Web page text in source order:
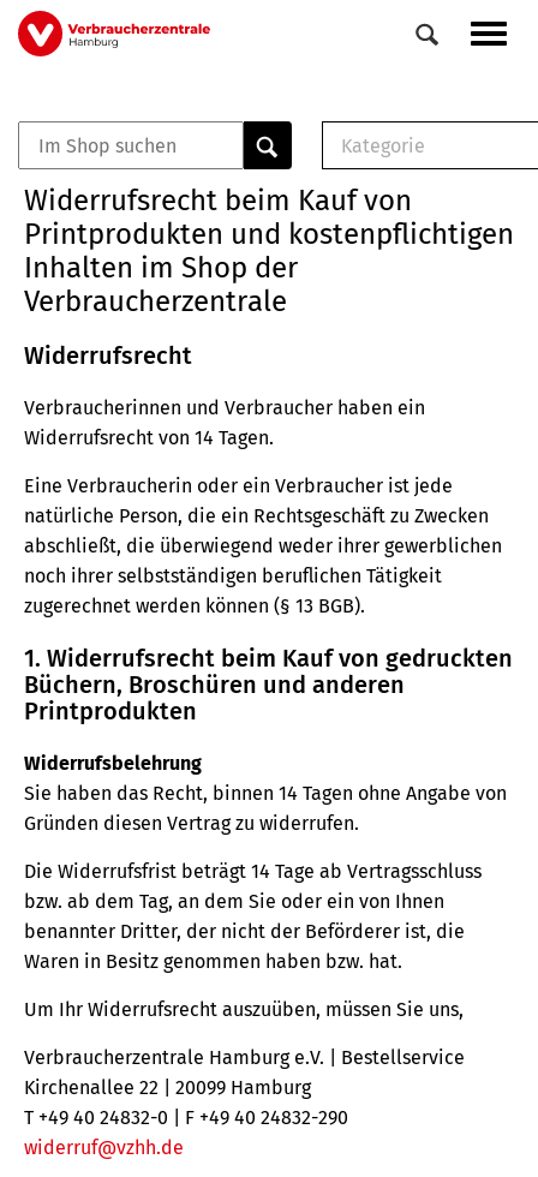
Direkt
zum
Veranstaltungen
0
Elemente
Kategorie
Musterbrief (RTF)
E-Broschüre
Widerrufsrecht beim Kauf von
Printprodukten und kostenpflichtigen
Inhalten im Shop der
Verbraucherzentrale
Widerrufsrecht
Verbraucherinnen und Verbraucher haben ein
Widerrufsrecht von 14 Tagen.
Eine Verbraucherin oder ein Verbraucher ist jede
natürliche Person, die ein Rechtsgeschäft zu Zwecken
abschließt, die überwiegend weder ihrer gewerblichen
noch ihrer selbstständigen beruflichen Tätigkeit
zugerechnet werden können (§ 13 BGB).
1. Widerrufsrecht beim Kauf von gedruckten
Büchern, Broschüren und anderen
Printprodukten
Widerrufsbelehrung
Sie haben das Recht, binnen 14 Tagen ohne Angabe von
Gründen diesen Vertrag zu widerrufen.
Die Widerrufsfrist beträgt 14 Tage ab Vertragsschluss
bzw. ab dem Tag, an dem Sie oder ein von Ihnen
benannter Dritter, der nicht der Beförderer ist, die
Waren in Besitz genommen haben bzw. hat.
Um Ihr Widerrufsrecht auszuüben, müssen Sie uns,
Verbraucherzentrale Hamburg e.V. | Bestellservice
Kirchenallee 22 | 20099 Hamburg
T +49 40 24832-0 | F +49 40 24832-290
widerruf@vzhh.de